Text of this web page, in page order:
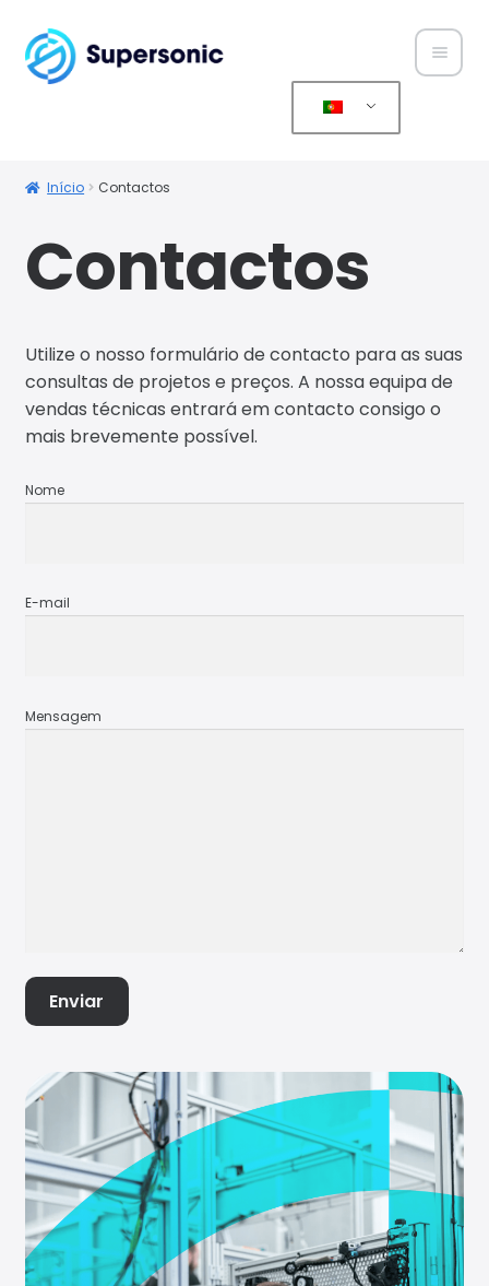
Assist
ência
Início Contactos
Contactos
Utilize o nosso formulário de contacto para as suas
consultas de projetos e preços. A nossa equipa de
vendas técnicas entrará em contacto consigo o
mais brevemente possível.
Nome
E-mail
Mensagem